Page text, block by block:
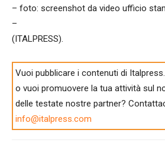
– foto: screenshot da video ufficio
–
(ITALPRESS).
Vuoi pubblicare i contenuti di
o vuoi promuovere la tua attività sul
delle testate nostre partner?
info@italpress.com